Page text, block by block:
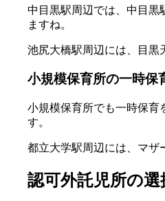
中目黒駅周辺では、中目黒
ますね。
池尻大橋駅周辺には、目黒
小規模保育所の一時保
小規模保育所でも一時保育
す。
都立大学駅周辺には、マザ
認可外託児所の選